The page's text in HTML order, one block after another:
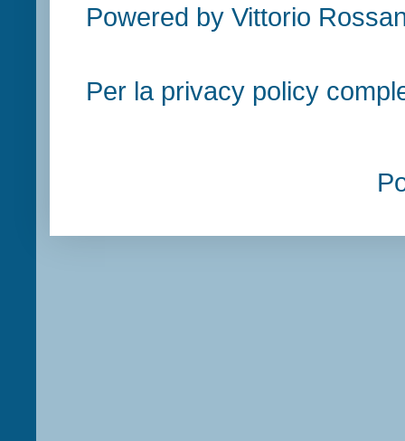
Powered by Vittorio
Per la privacy policy